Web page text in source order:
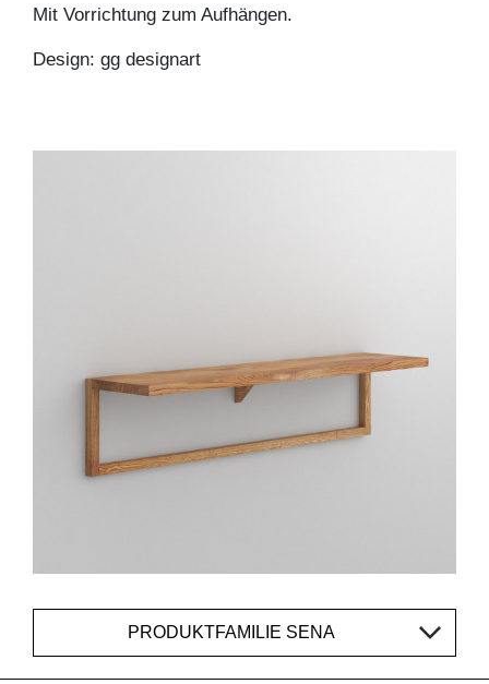
Mit Vorrichtung zum Aufhängen.
Design: gg designart
PRODUKTFAMILIE SENA